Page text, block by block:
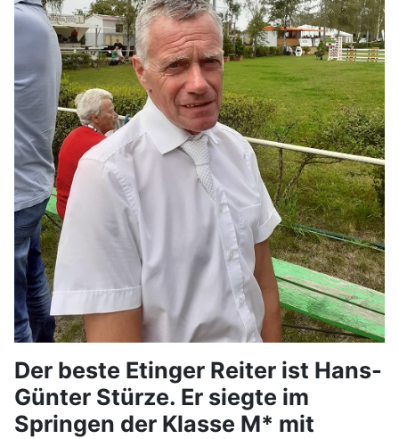
Der beste Etinger Reiter ist Hans-
Günter Stürze. Er siegte im
Springen der Klasse M* mit